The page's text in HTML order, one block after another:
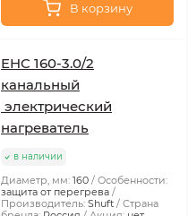
В корзину
EHC 160-3.0/2
канальный
электрический
нагреватель
в наличии
Диаметр, мм: 160
Особенности:
защита от перегрева
Производитель: Shuft
Страна